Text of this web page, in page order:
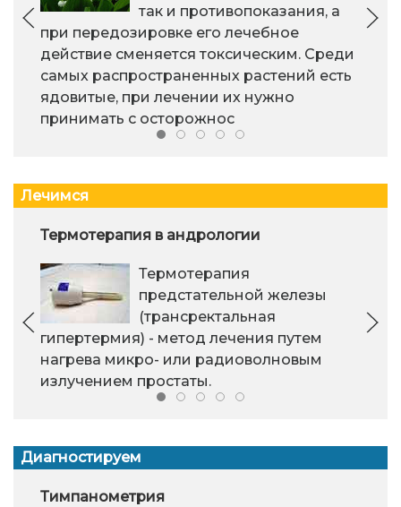
так и противопоказания, а
при передозировке его лечебное
действие сменяется токсическим. Среди
самых распространенных растений есть
ядовитые, при лечении их нужно
принимать с осторожнос
Лечимся
Термотерапия в андрологии
Термотерапия
предстательной железы
(трансректальная
гипертермия) - метод лечения путем
нагрева микро- или радиоволновым
излучением простаты.
Диагностируем
Тимпанометрия